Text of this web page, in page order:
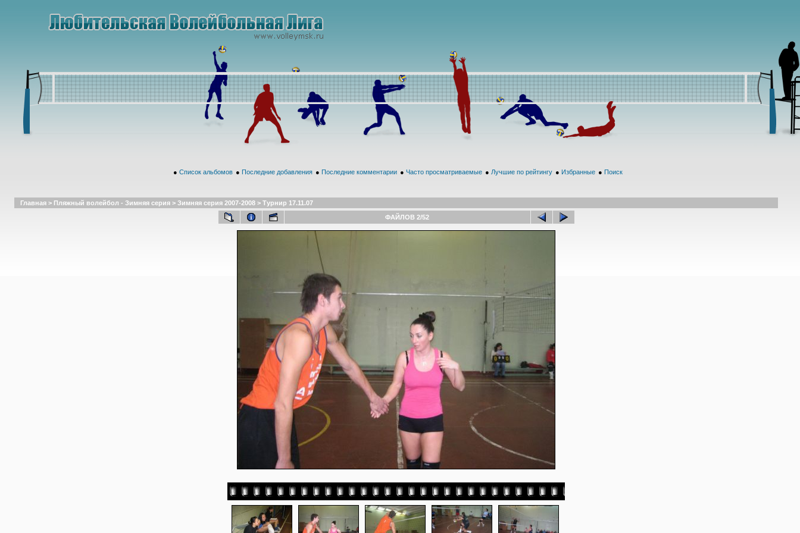
● Список альбомов ● Последние добавления ● Последние комментарии ● Часто просматриваемые ● Лучшие по рейтингу ● Избранные ● Поиск
Главная > Пляжный волейбол - Зимняя серия > Зимняя серия 2007-2008 > Турнир 17.11.07
ФАЙЛОВ 2/52